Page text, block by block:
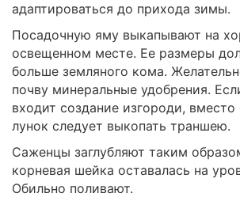
адаптироваться до прихода зимы.
Посадочную яму выкапывают на
освещенном месте. Ее размеры
больше земляного кома.
почву минеральные удобрения.
входит создание изгороди, вместо
лунок следует выкопать траншею.
Саженцы заглубляют таким
корневая шейка оставалась на
Обильно поливают.